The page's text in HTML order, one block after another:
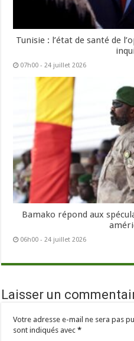
Tunisie : l’état de santé de
07h00 - 24 juillet 2026
Bamako répond aux
06h00 - 24 juillet 2026
Laisser un
Votre adresse e-mail ne sera pas
sont indiqués avec*